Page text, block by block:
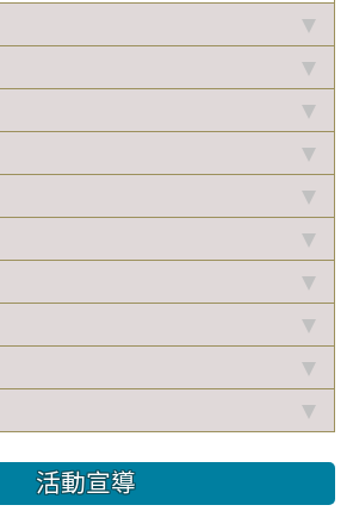
活動宣導